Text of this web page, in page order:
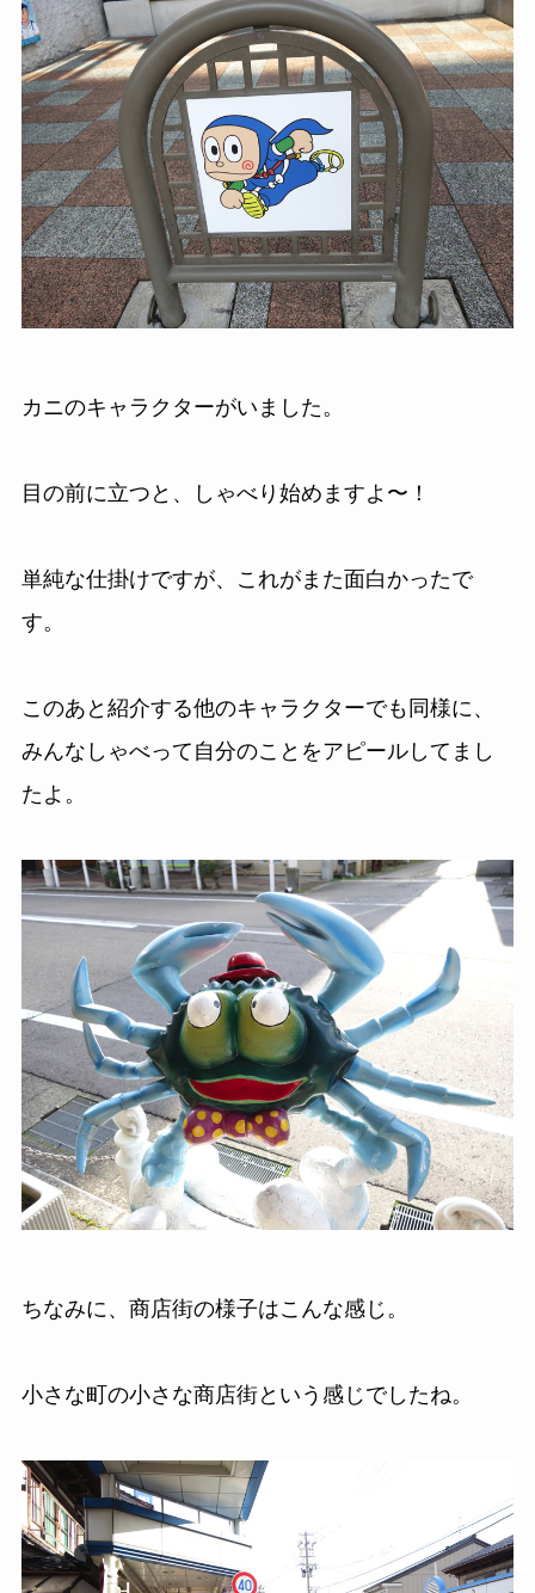
カニのキャラクターがいました。
目の前に立つと、しゃべり始めますよ〜！
単純な仕掛けですが、これがまた面白かったで
す。
このあと紹介する他のキャラクターでも同様に、
みんなしゃべって自分のことをアピールしてまし
たよ。
ちなみに、商店街の様子はこんな感じ。
小さな町の小さな商店街という感じでしたね。